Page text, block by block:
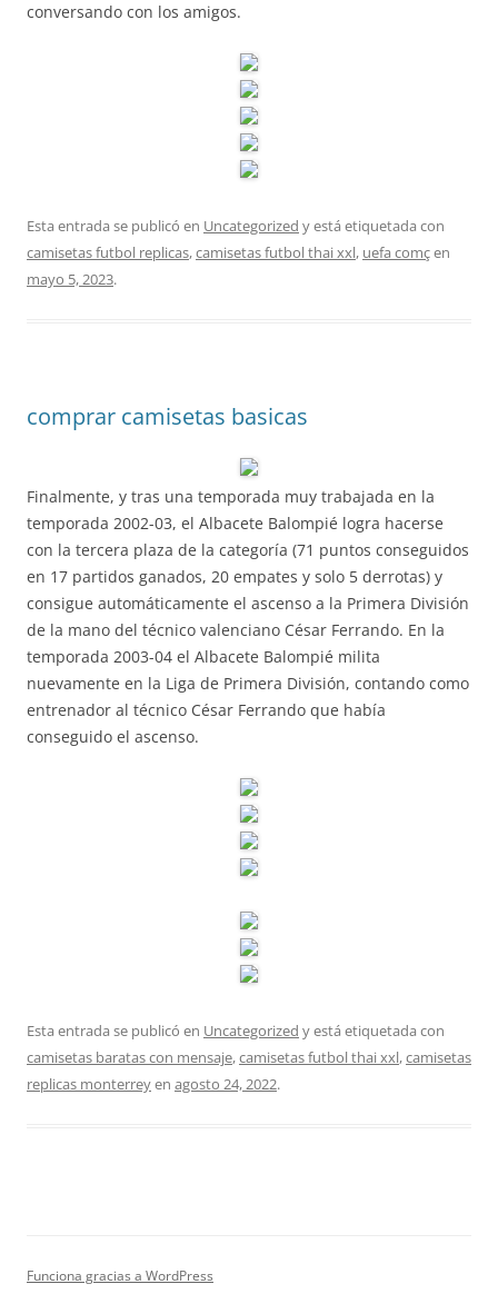
conversando con los amigos.
Esta entrada se publicó en Uncategorized y está etiquetada con
camisetas futbol replicas,camisetas futbol thai xxl, uefa comçen
mayo 5, 2023.
comprar camisetas basicas
Finalmente, y tras una temporada muy trabajada en la
temporada 2002-03, el Albacete Balompié logra hacerse
con la tercera plaza de la categoría (71 puntos conseguidos
en 17 partidos ganados, 20 empates y solo 5 derrotas) y
consigue automáticamente el ascenso a la Primera División
de la mano del técnico valenciano César Ferrando. En la
temporada 2003-04 el Albacete Balompié milita
nuevamente en la Liga de Primera División, contando como
entrenador al técnico César Ferrando que había
conseguido el ascenso.
Esta entrada se publicó en Uncategorized y está etiquetada con
camisetas baratas con mensaje,camisetas futbol thai xxl,camisetas
replicas monterreyen agosto 24, 2022.
Funciona gracias a WordPress